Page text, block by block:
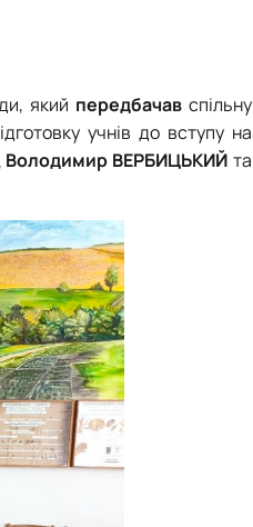
який передбачавспільну
учнів до вступу на
Володимир ВЕРБИЦЬКИЙ та